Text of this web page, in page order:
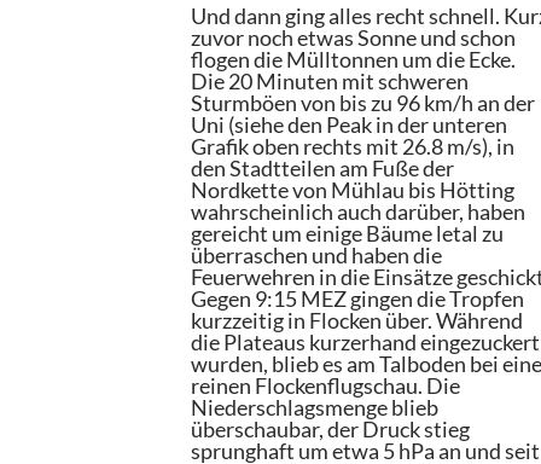
Und dann ging alles recht schnell.
zuvor noch etwas Sonne und schon
flogen die Mülltonnen um die Ecke.
Die 20 Minuten mit schweren
Sturmböen von bis zu 96 km/h an der
Uni (siehe den Peak in der unteren
Grafik oben rechts mit 26.8 m/s), in
den Stadtteilen am Fuße der
Nordkette von Mühlau bis Hötting
wahrscheinlich auch darüber, haben
gereicht um einige Bäume letal zu
überraschen und haben die
Feuerwehren in die Einsätze
Gegen 9:15 MEZ gingen die Tropfen
kurzzeitig in Flocken über. Während
die Plateaus kurzerhand eingezuckert
wurden, blieb es am Talboden bei
reinen Flockenflugschau. Die
Niederschlagsmenge blieb
überschaubar, der Druck stieg
sprunghaft um etwa 5 hPa an und seit